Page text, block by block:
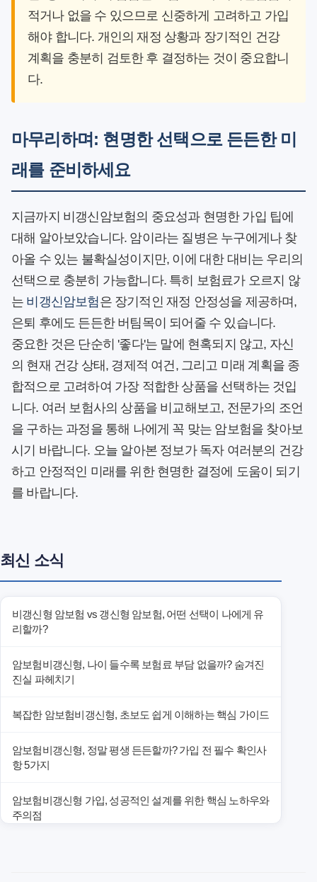
적거나 없을 수 있으므로 신중하게 고려하고 가입
해야 합니다. 개인의 재정 상황과 장기적인 건강
계획을 충분히 검토한 후 결정하는 것이 중요합니
다.
마무리하며: 현명한 선택으로 든든한 미
래를 준비하세요
지금까지 비갱신암보험의 중요성과 현명한 가입 팁에
대해 알아보았습니다. 암이라는 질병은 누구에게나 찾
아올 수 있는 불확실성이지만, 이에 대한 대비는 우리의
선택으로 충분히 가능합니다. 특히 보험료가 오르지 않
는 비갱신암보험 은 장기적인 재정 안정성을 제공하며,
은퇴 후에도 든든한 버팀목이 되어줄 수 있습니다.
중요한 것은 단순히 '좋다'는 말에 현혹되지 않고, 자신
의 현재 건강 상태, 경제적 여건, 그리고 미래 계획을 종
합적으로 고려하여 가장 적합한 상품을 선택하는 것입
니다. 여러 보험사의 상품을 비교해보고, 전문가의 조언
을 구하는 과정을 통해 나에게 꼭 맞는 암보험을 찾아보
시기 바랍니다. 오늘 알아본 정보가 독자 여러분의 건강
하고 안정적인 미래를 위한 현명한 결정에 도움이 되기
를 바랍니다.
최신 소식
비갱신형 암보험 vs 갱신형 암보험, 어떤 선택이 나에게 유
리할까?
암보험비갱신형, 나이 들수록 보험료 부담 없을까? 숨겨진
진실 파헤치기
복잡한 암보험비갱신형, 초보도 쉽게 이해하는 핵심 가이드
암보험비갱신형, 정말 평생 든든할까? 가입 전 필수 확인사
항 5가지
암보험비갱신형 가입, 성공적인 설계를 위한 핵심 노하우와
주의점